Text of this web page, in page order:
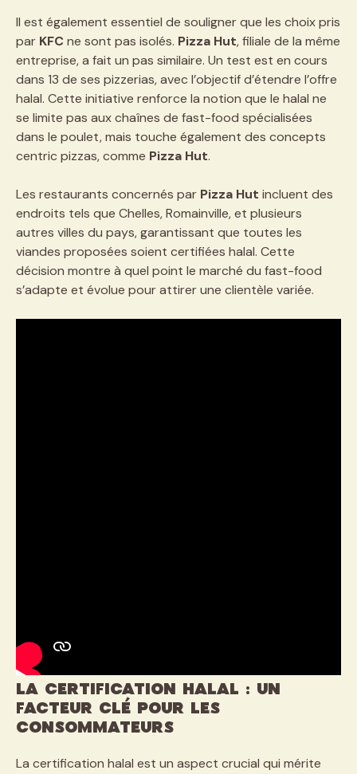
Il est également essentiel de souligner que les choix pris
par KFCne sont pas isolés. Pizza Hut, filiale de la même
entreprise, a fait un pas similaire. Un test est en cours
dans 13 de ses pizzerias, avec l’objectif d’étendre l’offre
halal. Cette initiative renforce la notion que le halal ne
se limite pas aux chaînes de fast-food spécialisées
dans le poulet, mais touche également des concepts
centric pizzas, comme Pizza Hut.
Les restaurants concernés par Pizza Hut incluent des
endroits tels que Chelles, Romainville, et plusieurs
autres villes du pays, garantissant que toutes les
viandes proposées soient certifiées halal. Cette
décision montre à quel point le marché du fast-food
s’adapte et évolue pour attirer une clientèle variée.
La certification halal : un
facteur clé pour les
consommateurs
La certification halal est un aspect crucial qui mérite